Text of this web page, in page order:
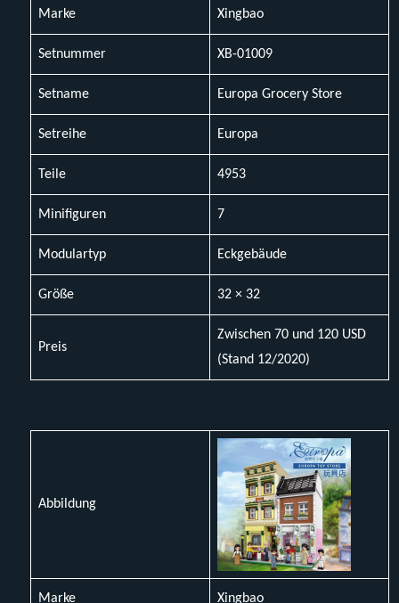
Marke Xingbao
Setnummer XB-01009
Setname Europa Grocery Store
Setreihe Europa
Teile 4953
Minifiguren 7
Modulartyp Eckgebäude
Größe 32 × 32
Preis
Zwischen 70 und 120 USD
(Stand 12/2020)
Abbildung
Marke Xingbao